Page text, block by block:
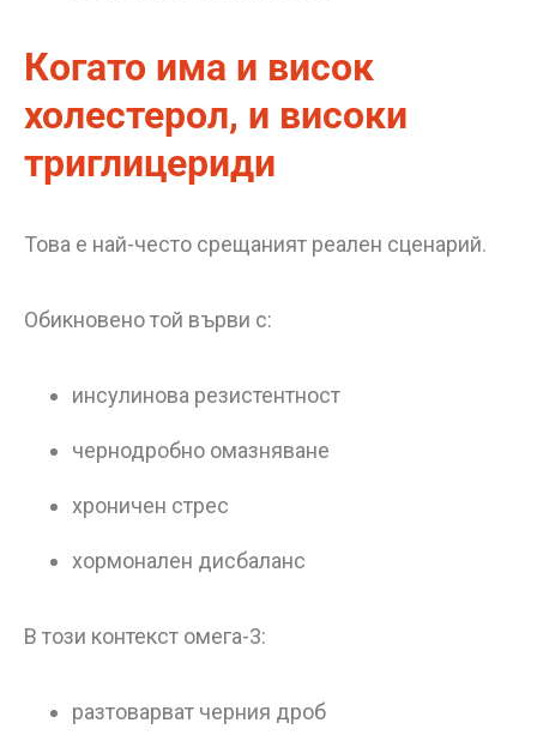
Когато има и висок
холестерол, и високи
триглицериди
Това е най-често срещаният реален сценарий.
Обикновено той върви с:
инсулинова резистентност
чернодробно омазняване
хроничен стрес
хормонален дисбаланс
В този контекст омега-3:
разтоварват черния дроб